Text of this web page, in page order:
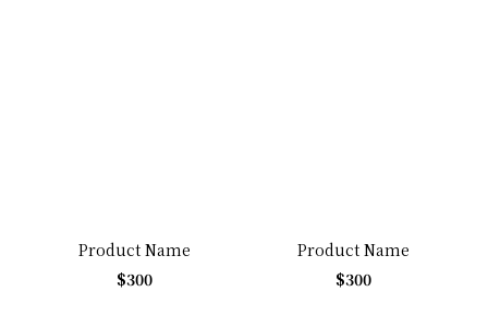
Product Name
$300
Product Name
$300